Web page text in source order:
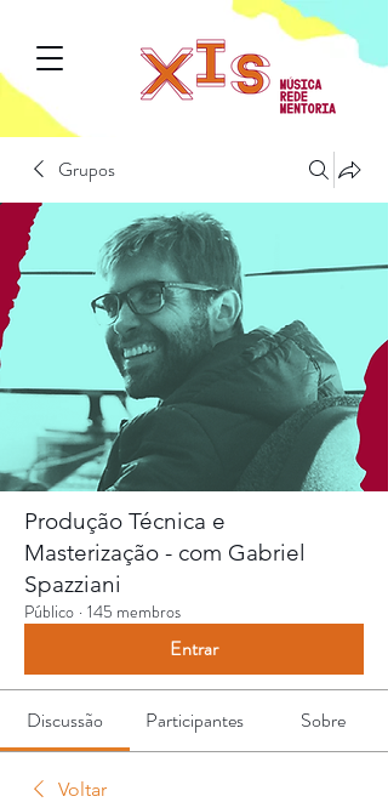
Grupos
Produção Técnica e
Masterização - com Gabriel
Spazziani
Público · 145 membros
Entrar
Discussão Participantes Sobre
Voltar